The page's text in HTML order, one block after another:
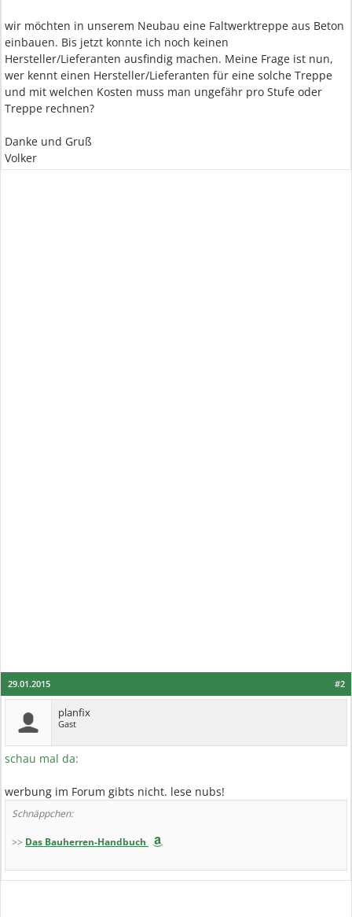
wir möchten in unserem Neubau eine Faltwerktreppe aus Beton
einbauen. Bis jetzt konnte ich noch keinen
Hersteller/Lieferanten ausfindig machen. Meine Frage ist nun,
wer kennt einen Hersteller/Lieferanten für eine solche Treppe
und mit welchen Kosten muss man ungefähr pro Stufe oder
Treppe rechnen?
Danke und Gruß
Volker
#2
29.01.2015
planfix
Gast
schau mal da:
werbung im Forum gibts nicht. lese nubs!
Schnäppchen:
>> Das Bauherren-Handbuch